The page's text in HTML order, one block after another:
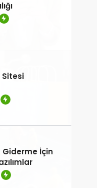
Sitesi
İçin